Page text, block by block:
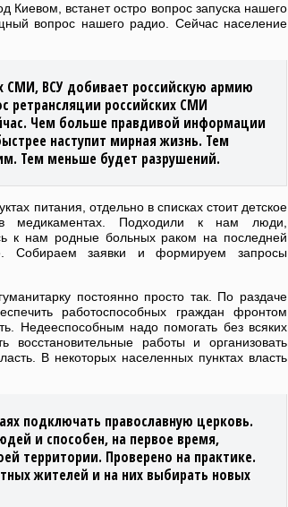
Киевом, встанет остро вопрос запуска нашего
вопрос нашего радио. Сейчас население
СМИ, ВСУ добивает российскую армию
ретрансляции российских СМИ
Чем больше правдивой информации
наступит мирная жизнь. Тем
Тем меньше будет разрушений.
питания, отдельно в списках стоит детское
медикаментах. Подходили к нам люди,
к нам родные больных раком на последней
Собираем заявки и формируем запросы
постоянно просто так. По раздаче
работоспособных граждан фронтом
Недееспособным надо помогать без всяких
восстановительные работы и организовать
В некоторых населенных пунктах власть
подключать православную церковь.
и способен, на первое время,
территории. Проверено на практике.
жителей и на них выбирать новых